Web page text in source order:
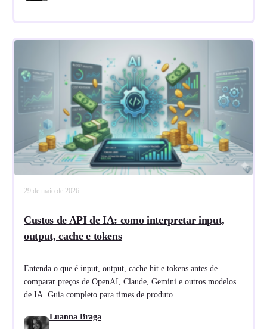
29 de maio de 2026
Custos de API de IA: como interpretar input,
output, cache e tokens
Entenda o que é input, output, cache hit e tokens antes de
comparar preços de OpenAI, Claude, Gemini e outros modelos
de IA. Guia completo para times de produto
Luanna Braga